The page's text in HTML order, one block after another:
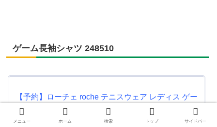
ゲーム長袖シャツ 248510
【予約】ローチェ roche テニスウェア レディス ゲー
ム長袖シャツ 248510
posted withカエレバ
メニュー ホーム 検索 トップ サイドバー